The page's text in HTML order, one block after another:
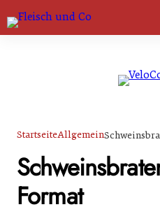
Marktführer
StartseiteAllgemein
Format